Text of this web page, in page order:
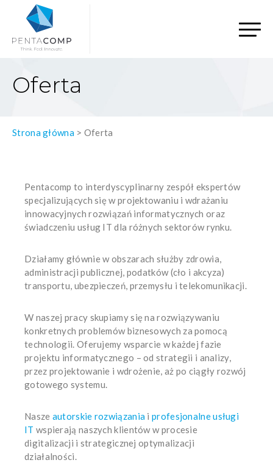
Oferta
Strona główna> Oferta
Pentacomp to interdyscyplinarny zespół ekspertów
specjalizujących się w projektowaniu i wdrażaniu
innowacyjnych rozwiązań informatycznych oraz
świadczeniu usług IT dla różnych sektorów rynku.
Działamy głównie w obszarach służby zdrowia,
administracji publicznej, podatków (cło i akcyza)
transportu, ubezpieczeń, przemysłu i telekomunikacji.
W naszej pracy skupiamy się na rozwiązywaniu
konkretnych problemów biznesowych za pomocą
technologii. Oferujemy wsparcie w każdej fazie
projektu informatycznego – od strategii i analizy,
przez projektowanie i wdrożenie, aż po ciągły rozwój
gotowego systemu.
Nasze autorskie rozwiązania iprofesjonalne usługi
IT wspierają naszych klientów w procesie
digitalizacji i strategicznej optymalizacji
działalności.